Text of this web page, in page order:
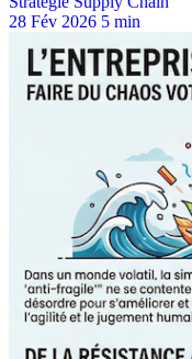
28 Fév 2026 5 min